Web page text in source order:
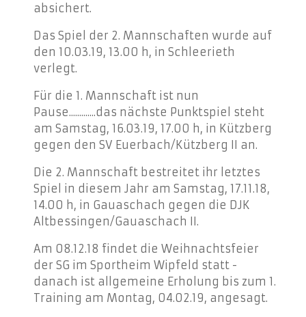
absichert.
Das Spiel der 2. Mannschaften wurde auf
den 10.03.19, 13.00 h, in Schleerieth
verlegt.
Für die 1. Mannschaft ist nun
Pause.............das nächste Punktspiel steht
am Samstag, 16.03.19, 17.00 h, in Kützberg
gegen den SV Euerbach/Kützberg II an.
Die 2. Mannschaft bestreitet ihr letztes
Spiel in diesem Jahr am Samstag, 17.11.18,
14.00 h, in Gauaschach gegen die DJK
Altbessingen/Gauaschach II.
Am 08.12.18 findet die Weihnachtsfeier
der SG im Sportheim Wipfeld statt -
danach ist allgemeine Erholung bis zum 1.
Training am Montag, 04.02.19, angesagt.